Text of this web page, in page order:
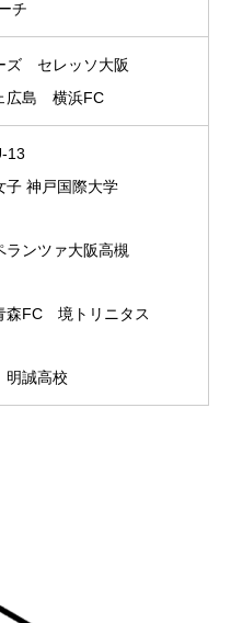
チ
ズ セレッソ大阪
広島 横浜FC
13
子 神戸国際大学
ランツァ大阪高槻
森FC 境トリニタス
誠高校